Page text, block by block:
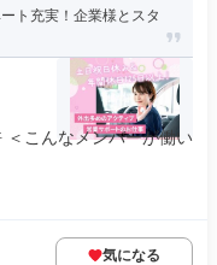
ト充実！企業様とスタ
こんなメンバーが働い
気になる